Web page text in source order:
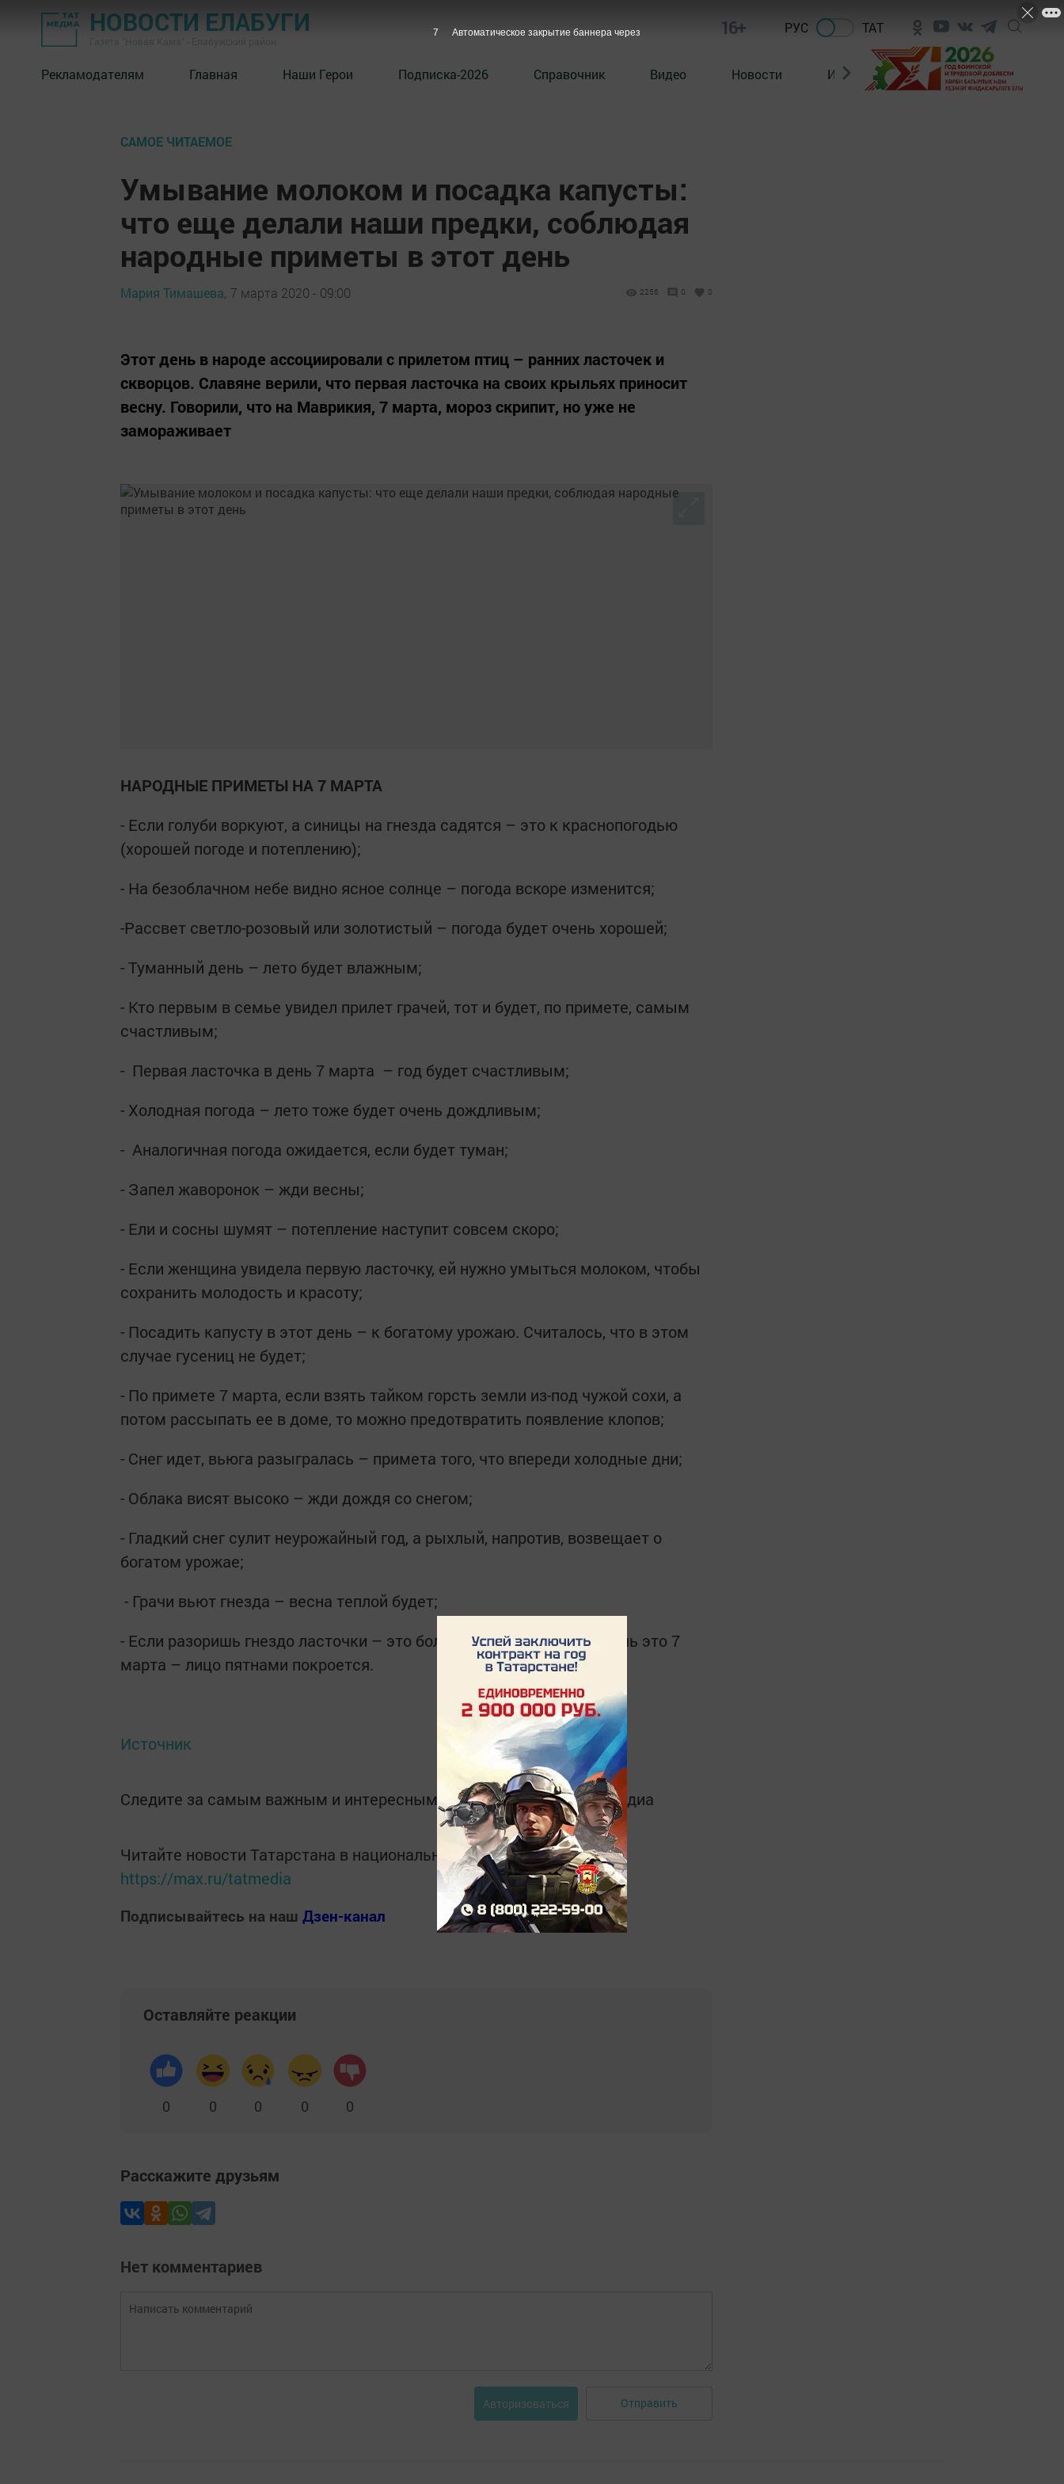
НОВОСТИ ЕЛАБУГИ 16+ РУС ТАТ
Рекламодателям Главная Наши Герои Подписка-2026 Справочник Видео Новости Из зала суда
САМОЕ ЧИТАЕМОЕ
Умывание молоком и посадка капусты:
что еще делали наши предки, соблюдая
народные приметы в этот день
Мария Тимашева, 7 марта 2020 - 09:00 2256 0 0
Этот день в народе ассоциировали с прилетом птиц – ранних ласточек и
скворцов. Славяне верили, что первая ласточка на своих крыльях приносит
весну. Говорили, что на Маврикия, 7 марта, мороз скрипит, но уже не
замораживает
НАРОДНЫЕ ПРИМЕТЫ НА 7 МАРТА
- Если голуби воркуют, а синицы на гнезда садятся – это к краснопогодью
(хорошей погоде и потеплению);
- На безоблачном небе видно ясное солнце – погода вскоре изменится;
-Рассвет светло-розовый или золотистый – погода будет очень хорошей;
- Туманный день – лето будет влажным;
- Кто первым в семье увидел прилет грачей, тот и будет, по примете, самым
счастливым;
- Первая ласточка в день 7 марта – год будет счастливым;
- Холодная погода – лето тоже будет очень дождливым;
- Аналогичная погода ожидается, если будет туман;
- Запел жаворонок – жди весны;
- Ели и сосны шумят – потепление наступит совсем скоро;
- Если женщина увидела первую ласточку, ей нужно умыться молоком, чтобы
сохранить молодость и красоту;
- Посадить капусту в этот день – к богатому урожаю. Считалось, что в этом
случае гусениц не будет;
- По примете 7 марта, если взять тайком горсть земли из-под чужой сохи, а
потом рассыпать ее в доме, то можно предотвратить появление клопов;
- Снег идет, вьюга разыгралась – примета того, что впереди холодные дни;
- Облака висят высоко – жди дождя со снегом;
- Гладкий снег сулит неурожайный год, а рыхлый, напротив, возвещает о
богатом урожае;
- Грачи вьют гнезда – весна теплой будет;
- Если разоришь гнездо ласточки – это большой грех. Если сделаешь это 7
марта – лицо пятнами покроется.
Источник
Следите за самым важным и интересным в Telegram-каналеТатмедиа
Читайте новости Татарстана в национальном мессенджере MАХ:
https://max.ru/tatmedia
Подписывайтесь на наш Дзен-канал
Оставляйте реакции
0 0 0 0 0
Расскажите друзьям
Нет комментариев
Авторизоваться Отправить
6 Автоматическое закрытие баннера через